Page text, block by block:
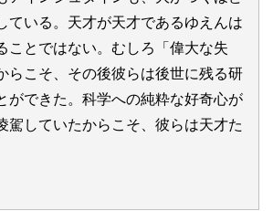
ている。天才が天才であるゆえんは
ことではない。むしろ「偉大な失
らこそ、その後彼らは後世に残る研
ができた。科学への純粋な好奇心が
駕していたからこそ、彼らは天才た